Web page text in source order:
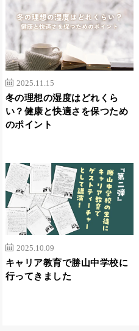
2025.11.15
冬の理想の湿度はどれくら
い？健康と快適さを保つため
のポイント
2025.10.09
キャリア教育で勝山中学校に
行ってきました